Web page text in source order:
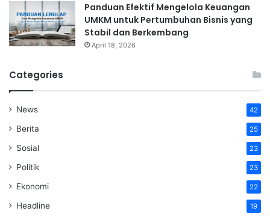
Panduan Efektif Mengelola Keuangan
UMKM untuk Pertumbuhan Bisnis yang
Stabil dan Berkembang
April 18, 2026
Categories
News 42
Berita 25
Sosial 23
Politik 23
Ekonomi 22
Headline 19